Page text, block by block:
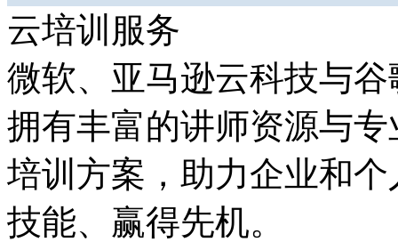
云培训服务
微软、亚马逊云科技与
拥有丰富的讲师资源与专
培训方案，助力企业
技能、赢得先机。